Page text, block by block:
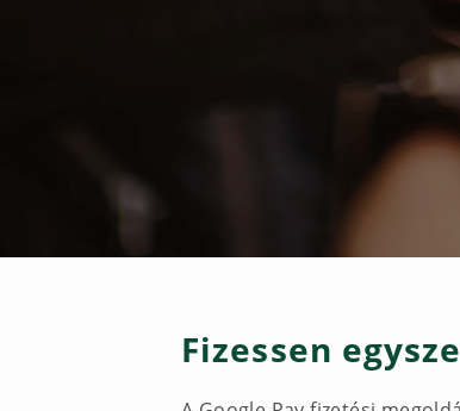
Fizessen